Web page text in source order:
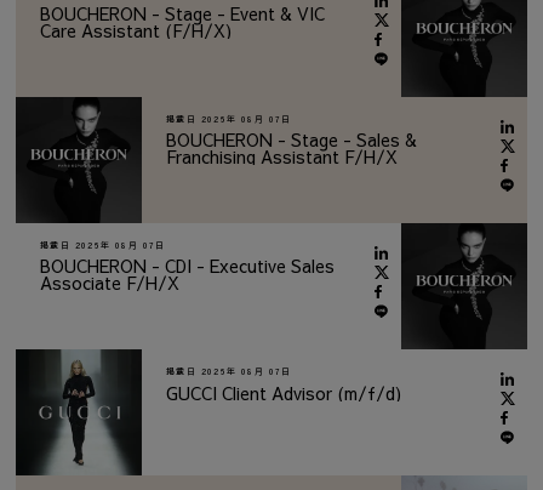
BOUCHERON - Stage - Event & VIC
Care Assistant (F/H/X)
掲載日 2026年 08月 07日
BOUCHERON - Stage - Sales &
Franchising Assistant F/H/X
掲載日 2026年 08月 07日
BOUCHERON - CDI - Executive Sales
Associate F/H/X
掲載日 2026年 08月 07日
GUCCI Client Advisor (m/f/d)